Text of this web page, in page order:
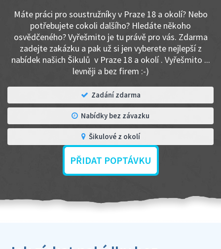
Máte práci pro soustružníky v Praze 18 a okolí? Nebo
potřebujete cokoli dalšího? Hledáte někoho
osvědčeného? Vyřešmito je tu právě pro vás. Zdarma
zadejte zakázku a pak už si jen vyberete nejlepší z
nabídek našich Šikulů v Praze 18 a okolí . Vyřešmito ...
levněji a bez firem :-)
Zadání zdarma
Nabídky bez závazku
Šikulové z okolí
PŘIDAT POPTÁVKU